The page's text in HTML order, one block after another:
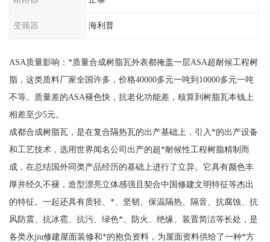
变频器 海利普
ASA质量影响：*质量合成树脂瓦外表都掩盖一层ASA超耐候工程树
脂，这类质料厂家全国许多，价格40000多元一吨到10000多元一吨
不等。质量差的ASA褪色快，抗老化功能差，核算到树脂瓦本钱上
相差至少5元。
成都合成树脂瓦，是在复合隔热瓦的出产基础上，引入*的出产设备
和工艺技术，选用世界闻名公司出产的超*耐候性工程树脂精制而
成，在总结国外同类产品经历的基础上进行了立异。它具有颜色丰
厚并经久不褪，造型漂亮立体感强且契合中国修建文明特征等杰出
的特征。一起还具有质轻、*、坚韧、保温隔热、隔音、抗腐蚀、抗
风防震、抗冰雹、抗污、绿色*、防火、绝缘、装置简洁等长处，是
各类永jiu修建屋面装修和*的抱负资料，为屋面资料供给了一种*方